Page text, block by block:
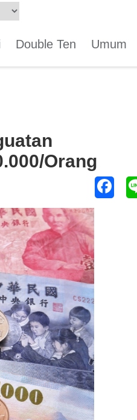
Double Ten Umum
Orang